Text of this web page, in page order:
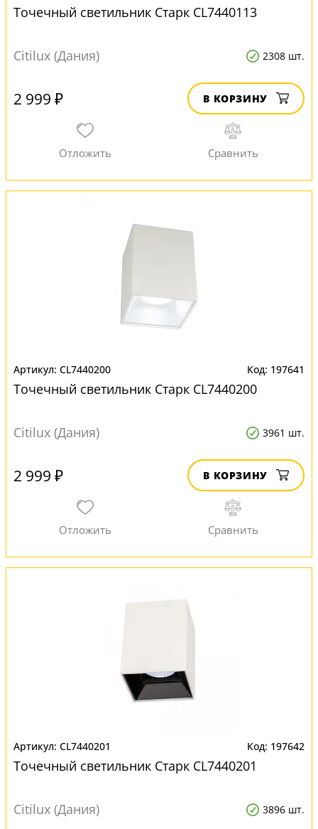
Точечный светильник Старк CL7440113
Citilux (Дания) 2308 шт.
2 999 ₽ В КОРЗИНУ
CL7440200 197641
Точечный светильник Старк CL7440200
Citilux (Дания) 3961 шт.
2 999 ₽ В КОРЗИНУ
CL7440201 197642
Точечный светильник Старк CL7440201
Citilux (Дания) 3896 шт.